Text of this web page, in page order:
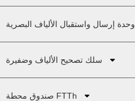
وحدة إرسال واستقبال الألياف البصرية
سلك تصحيح الألياف وضفيرة
صندوق محطة FTTh